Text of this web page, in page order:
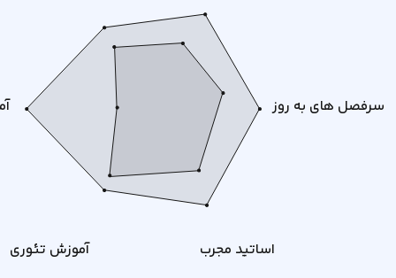
آموزش تئوری اساتید مجرب
سرفصل های به روز